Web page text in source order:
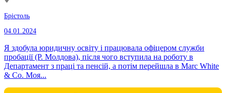
Брістоль
04.01.2024
Я здобула юридичну освіту і працювала офіцером служби
пробації (Р. Молдова), після чого вступила на роботу в
Департамент з праці та пенсій, а потім перейшла в Marc White
& Co. Моя...